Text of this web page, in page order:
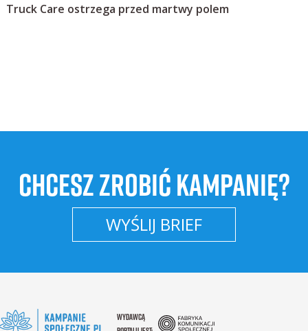
Truck Care ostrzega przed martwy polem
CHCESZ ZROBIĆ KAMPANIĘ?
WYŚLIJ BRIEF
WYDAWCĄ